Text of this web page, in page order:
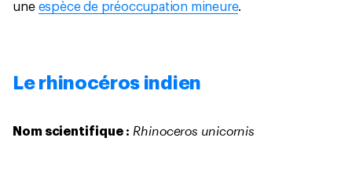
une espèce de préoccupation mineure.
Le rhinocéros indien
Nom scientifique :Rhinoceros unicornis